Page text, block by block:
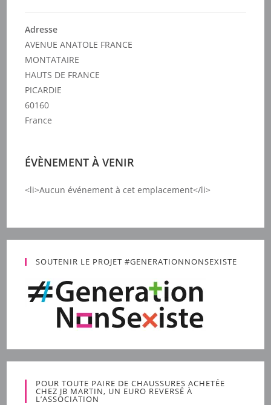
Adresse
AVENUE ANATOLE FRANCE
MONTATAIRE
HAUTS DE FRANCE
PICARDIE
60160
France
ÉVÈNEMENT À VENIR
<li>Aucun événement à cet emplacement</li>
SOUTENIR LE PROJET #GENERATIONNONSEXISTE
POUR TOUTE PAIRE DE CHAUSSURES ACHETÉE
CHEZ JB MARTIN, UN EURO REVERSÉ À
L’ASSOCIATION